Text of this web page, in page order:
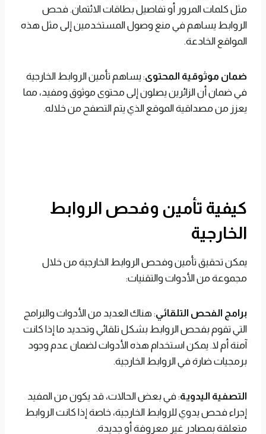
مثل كلمات المرور أو تفاصيل بطاقات الائتمان. فحص
الروابط يساهم في منع وصول المستخدمين إلى مثل هذه
المواقع الخادعة.
ضمان موثوقية المحتوى: يساهم تأمين الروابط الخارجية
في ضمان أن الزائرين يصلون إلى محتوى موثوق ومفيد، مما
يعزز من مصداقية الموقع الذي يتم التصفح من خلاله.
كيفية تأمين وفحص الروابط
الخارجية
يمكن تحقيق تأمين وفحص الروابط الخارجية من خلال
مجموعة من الأدوات والتقنيات:
برامج الفحص التلقائي: هناك العديد من الأدوات والبرامج
التي تقوم بفحص الروابط بشكل تلقائي وتحديد ما إذا كانت
آمنة أم لا. يمكن استخدام هذه الأدوات لضمان عدم وجود
برمجيات ضارة في الروابط الخارجية.
التصفية اليدوية: في بعض الحالات، قد يكون من المفيد
إجراء فحص يدوي للروابط الخارجية، خاصة إذا كانت الروابط
متعلقة بمصادر غير معروفة أو جديدة.